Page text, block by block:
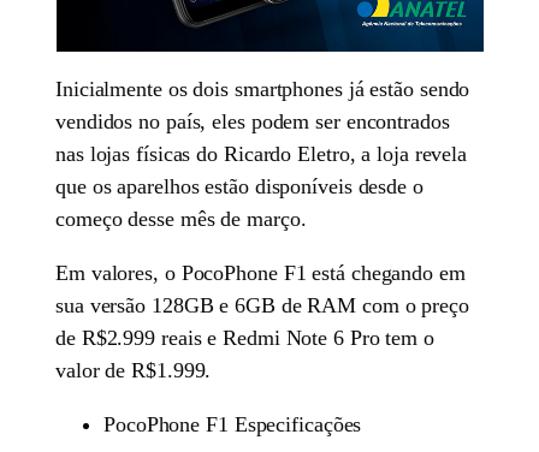
Inicialmente os dois smartphones já estão sendo
vendidos no país, eles podem ser encontrados
nas lojas físicas do Ricardo Eletro, a loja revela
que os aparelhos estão disponíveis desde o
começo desse mês de março.
Em valores, o PocoPhone F1 está chegando em
sua versão 128GB e 6GB de RAM com o preço
de R$2.999 reais e Redmi Note 6 Pro tem o
valor de R$1.999.
PocoPhone F1 Especificações